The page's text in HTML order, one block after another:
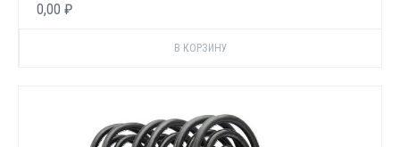
0,00 ₽